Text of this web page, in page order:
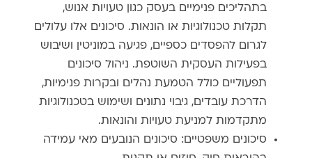
בתהליכים פנימיים בעסק כגון טעויות אנוש,
תקלות טכנולוגיות או הונאות. סיכונים אלו עלולים
לגרום להפסדים כספיים, פגיעה במוניטין ושיבוש
בפעילות העסקית השוטפת. ניהול סיכונים
תפעוליים כולל הטמעת נהלים ובקרות פנימיות,
הדרכת עובדים, גיבוי נתונים ושימוש בטכנולוגיות
מתקדמות למניעת טעויות והונאות.
סיכונים משפטיים: סיכונים הנובעים מאי עמידה